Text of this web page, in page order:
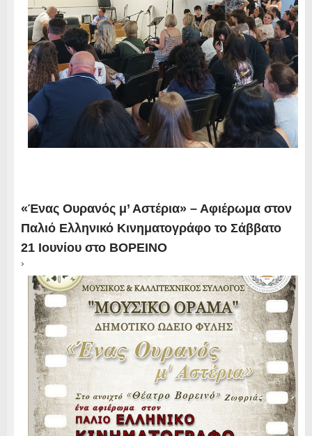
«Ένας Ουρανός μ’ Αστέρια» – Αφιέρωμα στον
Παλιό Ελληνικό Κινηματογράφο το Σάββατο
21 Ιουνίου στο ΒΟΡΕΙΝΟ
›